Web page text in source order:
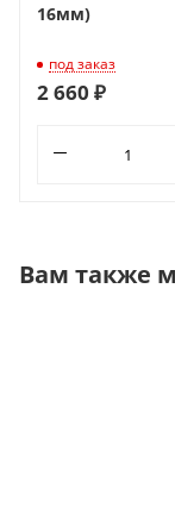
16мм)
под заказ
2 660 ₽
Вам также